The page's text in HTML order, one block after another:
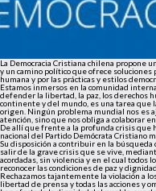
La Democracia Cristiana chilena propone
y un camino político que ofrece
humana y por las prácticas y estilos
Estamos inmersos en la comunidad
defender la libertad, la paz, los derechos
continente y del mundo, es una tarea que
origen. Ningún problema mundial nos es
atención, sino que nos obliga a colaborar
De allí que frente a la profunda crisis que
nacional del Partido Demócrata Cristiano
Su disposición a contribuir en la
salir de la grave crisis que se vive,
acordadas, sin violencia y en el cual todos
reconocer las condiciones de paz y
Rechazamos tajantemente la violación a
libertad de prensa y todas las acciones y